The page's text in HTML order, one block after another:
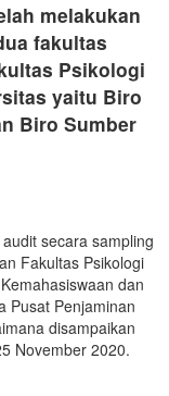
melakukan
fakultas
Psikologi
yaitu Biro
Biro Sumber
secara sampling
Fakultas Psikologi
dan
Pusat Penjaminan
disampaikan
November 2020.